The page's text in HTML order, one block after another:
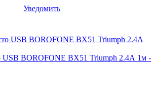
Уведомить
USB BOROFONE BX51 Triumph 2.4А 1м -